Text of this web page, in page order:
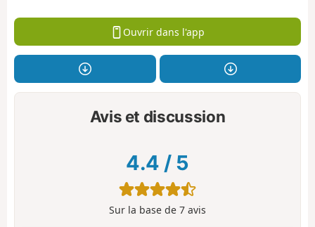
Ouvrir dans l'app
Avis et discussion
4.4 / 5
Sur la base de 7 avis